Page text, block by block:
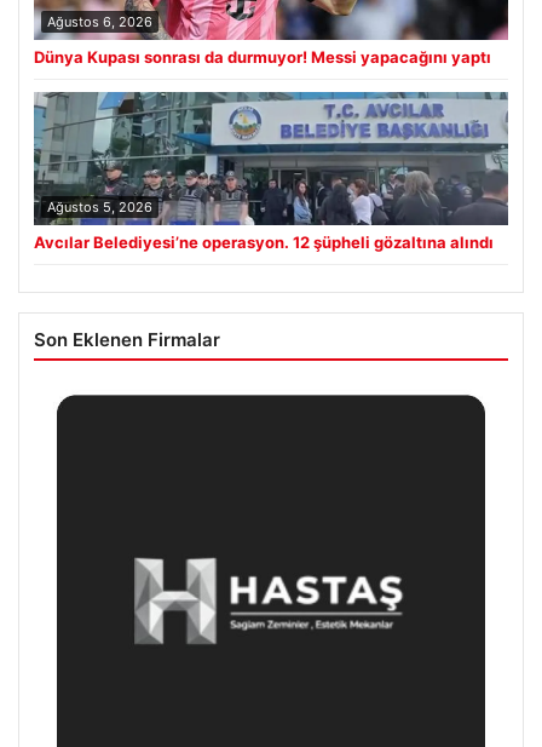
Ağustos 6, 2026
Dünya Kupası sonrası da durmuyor! Messi yapacağını yaptı
Ağustos 5, 2026
Avcılar Belediyesi’ne operasyon. 12 şüpheli gözaltına alındı
Son Eklenen Firmalar